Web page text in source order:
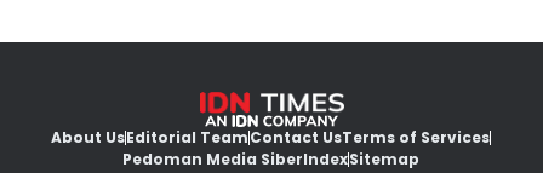
About UsEditorial TeamContact UsTerms of Services
Pedoman Media SiberIndexSitemap